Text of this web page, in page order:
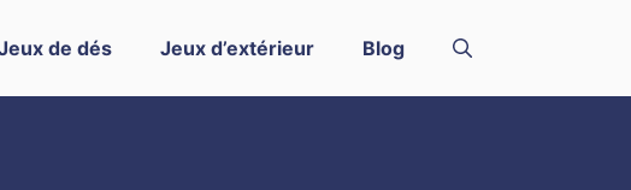
de dés Jeux d’extérieur Blog